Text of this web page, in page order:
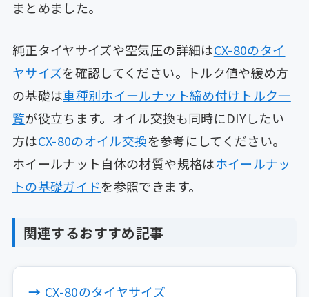
まとめました。
純正タイヤサイズや空気圧の詳細はCX-80のタイ
ヤサイズを確認してください。トルク値や緩め方
の基礎は車種別ホイールナット締め付けトルク一
覧が役立ちます。オイル交換も同時にDIYしたい
方はCX-80のオイル交換を参考にしてください。
ホイールナット自体の材質や規格はホイールナッ
トの基礎ガイドを参照できます。
関連するおすすめ記事
CX-80のタイヤサイズ